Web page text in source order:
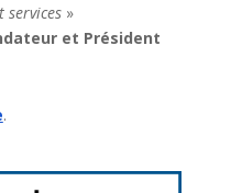
»
et Président
.